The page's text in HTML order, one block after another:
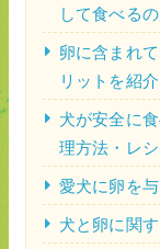
して食べる
卵に含まれ
リットを紹介
犬が安全に
理方法・レ
愛犬に卵を
犬と卵に関